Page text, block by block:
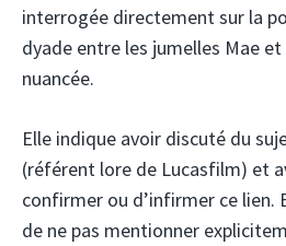
interrogée directement sur la
dyade entre les jumelles Mae et
nuancée.
Elle indique avoir discuté du
(référent lore de Lucasfilm) et
confirmer ou d’infirmer ce lien.
de ne pas mentionner